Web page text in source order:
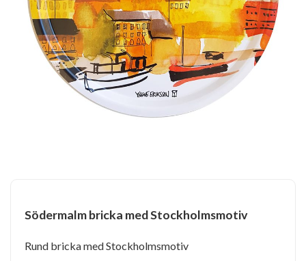
Södermalm bricka med Stockholmsmotiv
Rund bricka med Stockholmsmotiv